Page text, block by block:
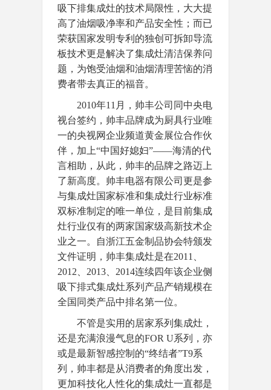
吸下排集成灶的技术局限性，大大提
高了油烟吸净率和产品安全性；而已
荣获国家发明专利的独创可拆卸导流
板技术更是解决了集成灶清洁保养问
题，为饱受油烟和油烟清理苦恼的消
费者带去真正的福音。
2010年11月，帅丰公司同中央电
视台签约，帅丰品牌成为厨具行业唯
一的央视网企业频道黄金展位合作伙
伴，加上“中国好媳妇”——海清的代
言相助，从此，帅丰的品牌之路迈上
了新高度。帅丰电器有限公司更是参
与集成灶国家标准和集成灶行业标准
双标准制定的唯一单位，是目前集成
灶行业仅有的两家国家级高新技术企
业之一。自浙江五金制品协会特颁发
文件证明，帅丰集成灶是在2011、
2012、2013、2014连续四年该企业侧
吸下排式集成灶系列产品产销规模在
全国同类产品中排名第一位。
不管是实用的居家系列集成灶，
还是充满浪漫气息的FOR U系列，亦
或是最新智感控制的“终结者”T9系
列，帅丰都是从消费者的角度出发，
更加科技化人性化的集成灶一直都是